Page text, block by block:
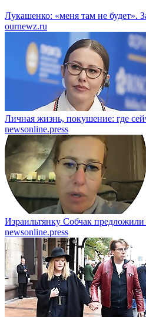
Лукашенко: «меня там не будет».
ournewz.ru
Личная жизнь, покушение: где
newsonline.press
Израильтянку Собчак предложили
newsonline.press